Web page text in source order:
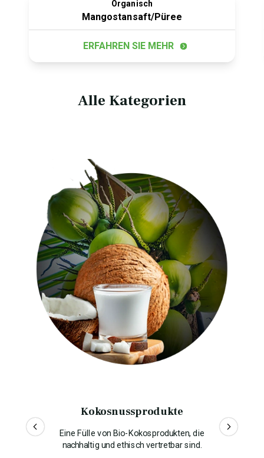
Organisch
Mangostansaft/Püree
ERFAHREN SIE MEHR
Alle Kategorien
Kokosnussprodukte
Eine Fülle von Bio-Kokosprodukten, die
nachhaltig und ethisch vertretbar sind.